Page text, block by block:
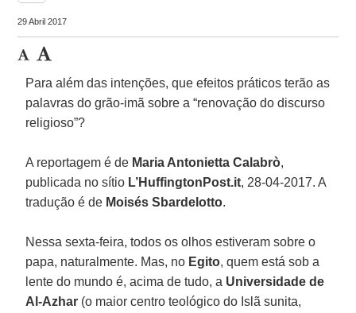
29 Abril 2017
Para além das intenções, que efeitos práticos terão as
palavras do grão-imã sobre a “renovação do discurso
religioso”?
A reportagem é de Maria Antonietta Calabrò,
publicada no sítio L’HuffingtonPost.it, 28-04-2017. A
tradução é de Moisés Sbardelotto.
Nessa sexta-feira, todos os olhos estiveram sobre o
papa, naturalmente. Mas, no Egito, quem está sob a
lente do mundo é, acima de tudo, a Universidade de
Al-Azhar (o maior centro teológico do Islã sunita,